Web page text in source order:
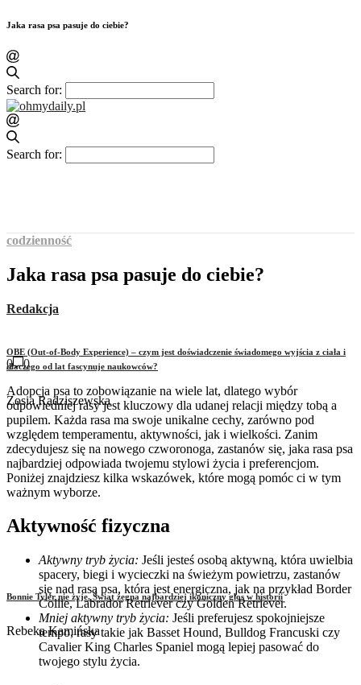
Jaka rasa psa pasuje do ciebie?
Search for:
Search for:
OBE (Out-of-Body Experience) – czym jest doświadczenie świadomego wyjścia z ciała i
dlaczego od lat fascynuje naukowców?
Zosia Radziszewska
Bonnie Tyler nie żyje. Świat żegna najbardziej ikoniczny głos w historii
Rebeka Kamińska
codzienność
Jaka rasa psa pasuje do ciebie?
Redakcja
0
0
Adopcja psa to zobowiązanie na wiele lat, dlatego wybór
odpowiedniej rasy jest kluczowy dla udanej relacji między tobą a
pupilem. Każda rasa ma swoje unikalne cechy, zarówno pod
względem temperamentu, aktywności, jak i wielkości. Zanim
zdecydujesz się na nowego czworonoga, zastanów się, jaka rasa psa
najbardziej odpowiada twojemu stylowi życia i preferencjom.
Poniżej znajdziesz kilka wskazówek, które mogą pomóc ci w tym
ważnym wyborze.
Aktywność fizyczna
Aktywny tryb życia: Jeśli jesteś osobą aktywną, która uwielbia
spacery, biegi i wycieczki na świeżym powietrzu, zastanów
się nad rasą psa, która jest energiczna, jak na przykład Border
Collie, Labrador Retriever czy Golden Retriever.
Mniej aktywny tryb życia: Jeśli preferujesz spokojniejsze
tempo, rasy takie jak Basset Hound, Bulldog Francuski czy
Cavalier King Charles Spaniel mogą lepiej pasować do
twojego stylu życia.